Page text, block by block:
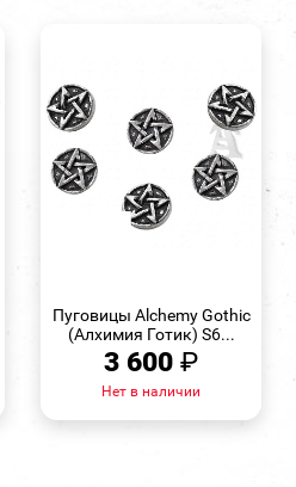
Пуговицы Alchemy Gothic
(Алхимия Готик) S6...
3 600 ₽
Нет в наличии